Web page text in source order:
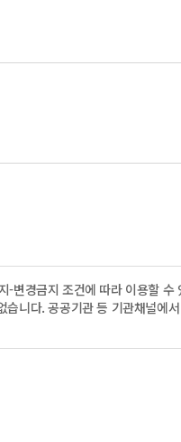
-변경금지 조건에 따라 이용할 수
습니다. 공공기관 등 기관채널